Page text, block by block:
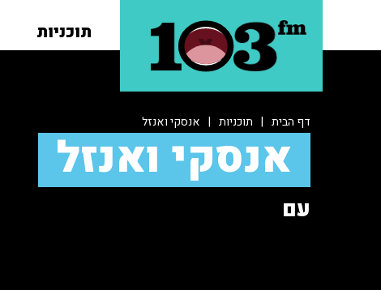
תוכניות
דף הבית | תוכניות | אנסקי ואנזל
אנסקי ואנזל
עם